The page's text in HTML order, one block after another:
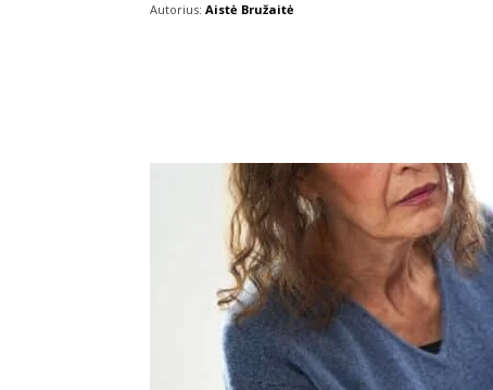
Autorius: Aistė Bružaitė